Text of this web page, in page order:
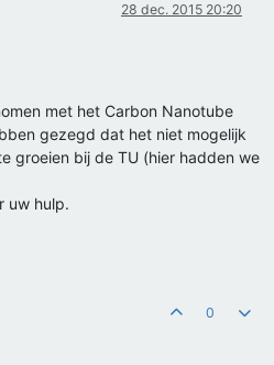
28 dec. 2015 20:20
met het Carbon Nanotube
gezegd dat het niet mogelijk
groeien bij de TU (hier hadden we
uw hulp.
0